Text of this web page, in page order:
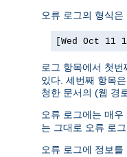
오류 로그의 형식
[Wed Oct
로그 항목에서 첫
있다. 세번째 항목
청한 문서의 (웹 경
오류 로그에는 매
는 그대로 오류 로
오류 로그에 정보